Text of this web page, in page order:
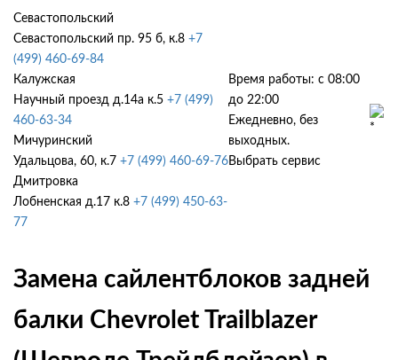
Севастопольский
Севастопольский пр. 95 б, к.8 +7
(499) 460-69-84
Калужская
Научный проезд д.14а к.5 +7 (499)
460-63-34
Мичуринский
Удальцова, 60, к.7 +7 (499) 460-69-76
Дмитровка
Лобненская д.17 к.8 +7 (499) 450-63-
77
Время работы: с 08:00
до 22:00
Ежедневно, без
выходных.
Выбрать сервис
Замена сайлентблоков задней
балки Chevrolet Trailblazer